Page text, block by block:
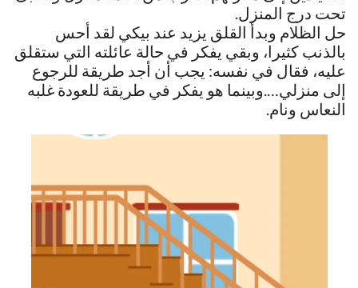
تحت درج المنزل.
حل الظلام وبدأ القلق يزيد عند بيكي لقد أحس
بالذنب كثيرا، وبقي يفكر في حالة عائلته التي ستقلق
عليه، فقال في نفسه: يجب أن أجد طريقة للرجوع
إلى منزلي….وبينما هو يفكر في طريقة للعودة غلبه
النعاس ونام.